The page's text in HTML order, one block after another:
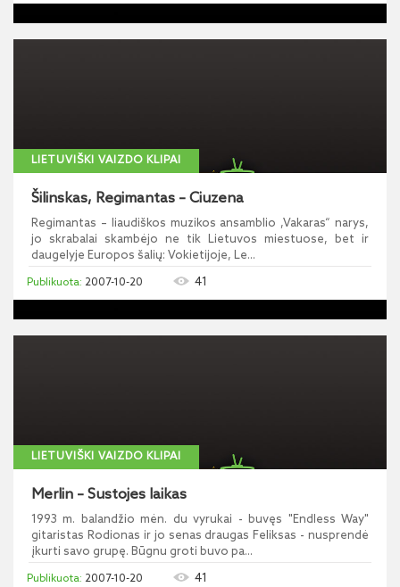
LIETUVIŠKI VAIZDO KLIPAI
Šilinskas, Regimantas – Ciuzena
Regimantas – liaudiškos muzikos ansamblio ,Vakaras“ narys,
jo skrabalai skambėjo ne tik Lietuvos miestuose, bet ir
daugelyje Europos šalių: Vokietijoje, Le...
2007-10-20 41
LIETUVIŠKI VAIZDO KLIPAI
Merlin – Sustojes laikas
1993 m. balandžio mėn. du vyrukai - buvęs "Endless Way"
gitaristas Rodionas ir jo senas draugas Feliksas - nusprendė
įkurti savo grupę. Būgnu groti buvo pa...
2007-10-20 41